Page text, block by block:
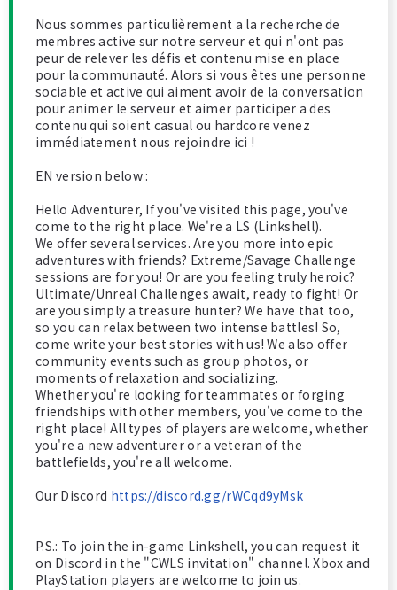
Nous sommes particulièrement a la recherche de
membres active sur notre serveur et qui n'ont pas
peur de relever les défis et contenu mise en place
pour la communauté. Alors si vous êtes une personne
sociable et active qui aiment avoir de la conversation
pour animer le serveur et aimer participer a des
contenu qui soient casual ou hardcore venez
immédiatement nous rejoindre ici !
EN version below :
Hello Adventurer, If you've visited this page, you've
come to the right place. We're a LS (Linkshell).
We offer several services. Are you more into epic
adventures with friends? Extreme/Savage Challenge
sessions are for you! Or are you feeling truly heroic?
Ultimate/Unreal Challenges await, ready to fight! Or
are you simply a treasure hunter? We have that too,
so you can relax between two intense battles! So,
come write your best stories with us! We also offer
community events such as group photos, or
moments of relaxation and socializing.
Whether you're looking for teammates or forging
friendships with other members, you've come to the
right place! All types of players are welcome, whether
you're a new adventurer or a veteran of the
battlefields, you're all welcome.
Our Discord https://discord.gg/rWCqd9yMsk
P.S.: To join the in-game Linkshell, you can request it
on Discord in the "CWLS invitation" channel. Xbox and
PlayStation players are welcome to join us.